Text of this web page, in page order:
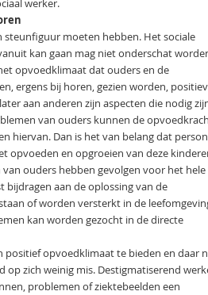
werker.
steunfiguur moeten hebben. Het sociale
kan gaan mag niet onderschat
opvoedklimaat dat ouders en de
ergens bij horen, gezien worden,
aan anderen zijn aspecten die nodig
van ouders kunnen de
hiervan. Dan is het van belang dat
opvoeden en opgroeien van deze
ouders hebben gevolgen voor het hele
bijdragen aan de oplossing van de
of worden versterkt in de
kan worden gezocht in de directe
opvoedklimaat te bieden en daar
op zich weinig mis. Destigmatiserend
problemen of ziektebeelden een